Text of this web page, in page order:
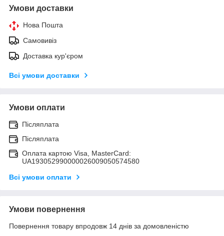
Умови доставки
Нова Пошта
Самовивіз
Доставка кур'єром
Всі умови доставки
Умови оплати
Післяплата
Післяплата
Оплата картою Visa, MasterCard:
UA193052990000026009050574580
Всі умови оплати
Умови повернення
Повернення товару впродовж 14 днів за домовленістю